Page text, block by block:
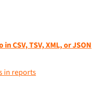
CSV, TSV, XML, or JSON
in reports